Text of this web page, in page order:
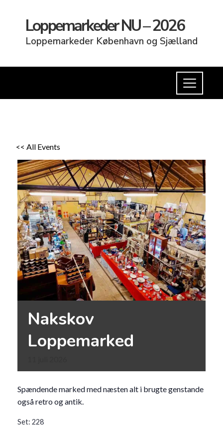
Loppemarkeder NU – 2026
Loppemarkeder København og Sjælland
<< All Events
Nakskov
Loppemarked
Spændende marked med næsten alt i brugte genstande
også retro og antik.
Set: 228